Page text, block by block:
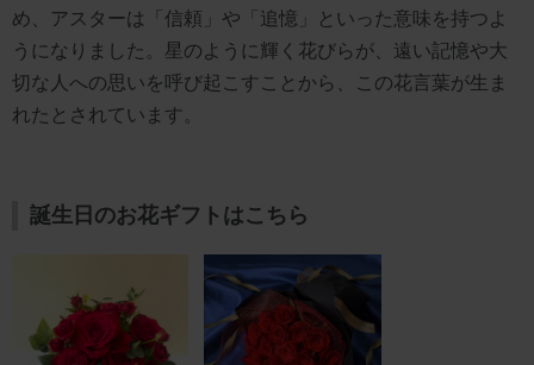
め、アスターは「信頼」や「追憶」といった意味を持つよ
うになりました。星のように輝く花びらが、遠い記憶や大
切な人への思いを呼び起こすことから、この花言葉が生ま
れたとされています。
誕生日のお花ギフトはこちら